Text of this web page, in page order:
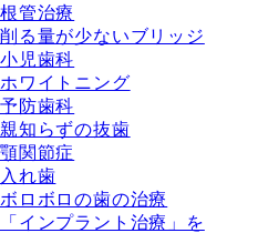
根管治療
削る量が少ないブリッジ
小児歯科
ホワイトニング
予防歯科
親知らずの抜歯
顎関節症
入れ歯
ボロボロの歯の治療
「インプラント治療」を